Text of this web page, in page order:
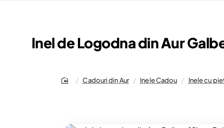
Inel de Logodna din Aur
Cadouri din Aur Inele Cadou Inele cu